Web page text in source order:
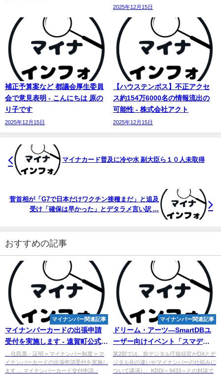
2025年12月15日
補正予算案など 都議会厚生委員
会で意見表明 - こんにちは 原の
り子です
2025年12月15日
【ハウステンボス】不正アクセ
ス約154万6000名の情報流出の
可能性 - 株式会社アクト
2025年12月15日
マイナカード普及に冷や水 副大臣ら１０人未取得
菅首相が「G7で日本だけワクチン接種まだ」と追及
受け「確保は早かった」とデタラメ言い訳 ...
おすすめの記事
マイナンバー関連記事
マイナンバーカードの出張申請
受付を実施します - 遠賀町公式ホ
ームページ
... 住民票・証明 > マイナンバー制度 > マ
イナンバーカードの出張申請受付を実施し
ます ... マイナンバーカード交付申請...
マイナンバー関連記事
ドリーム・アーツ—SmartDBユ
ーザー向けイベント「スマデビ
ジャンボリー！」開催し600名超
が ...
第2部では、前デジタル庁統括官がDXとデ
ジタル化の違いやマイナンバーの仕組みに
ついて講演し、KDDI＜9433＞との対談で